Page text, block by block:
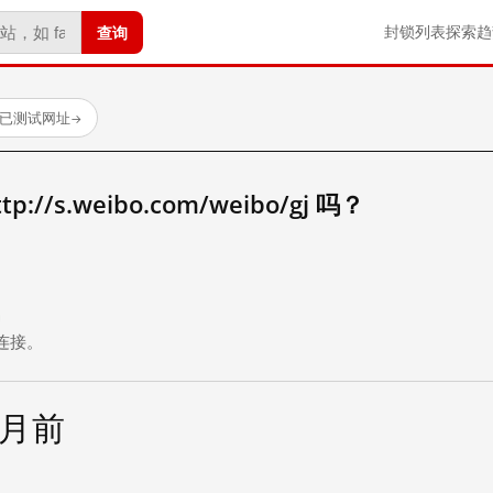
查询 封锁列表探索
测试网址→
s.weibo.com/weibo/gj 吗？
。
前